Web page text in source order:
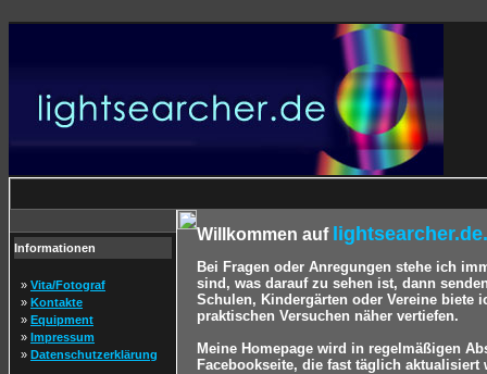
Informationen
» Vita/Fotograf
» Kontakte
» Equipment
» Impressum
» Datenschutzerklärung
Willkommen auf lightsearcher.de.
Bei Fragen oder Anregungen stehe ich
sind, was darauf zu sehen ist, dann
Schulen, Kindergärten oder Vereine biete
praktischen Versuchen näher vertiefen.
Meine Homepage wird in regelmäßigen
Facebookseite, die fast täglich aktualisiert